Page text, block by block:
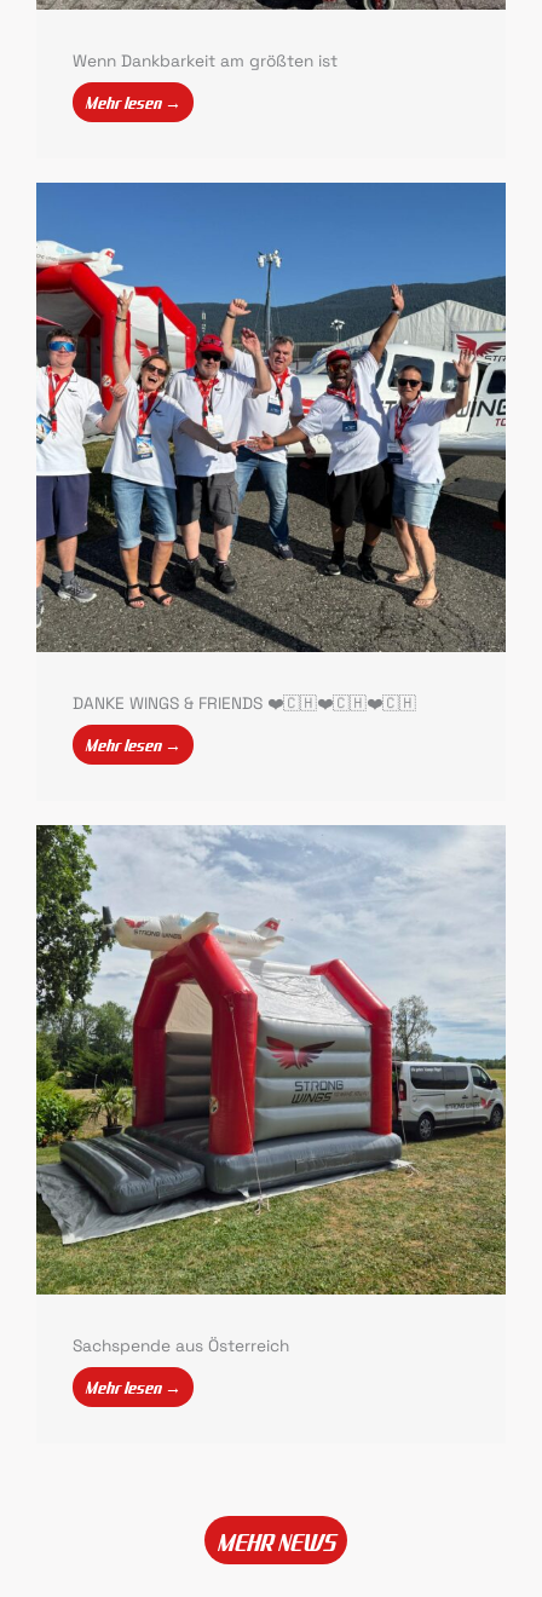
Wenn Dankbarkeit am größten ist
Mehr lesen →
DANKE WINGS & FRIENDS ❤️🇨🇭❤️🇨🇭❤️🇨🇭
Mehr lesen →
Sachspende aus Österreich
Mehr lesen →
MEHR NEWS